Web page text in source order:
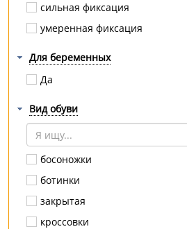
мозоли / натоптыши
на полную ногу
операция
опущение внутренних органов
остеопороз
остеохондроз
сильная фиксация
умеренная фиксация
Для беременных
Да
Вид обуви
босоножки
ботинки
закрытая
кроссовки